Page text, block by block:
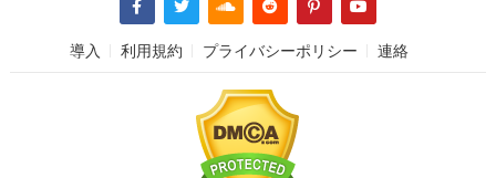
導入 利用規約 プライバシーポリシー 連絡